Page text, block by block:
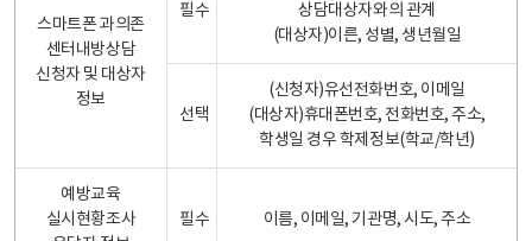
스마트폰 과의존
센터내방상담
신청자 및 대상자
정보
필수
상담대상자와의 관계
(대상자)이른, 성별, 생년월일
선택
(신청자)유선전화번호, 이메일
(대상자)휴대폰번호, 전화번호, 주소,
학생일 경우 학제정보(학교/학년)
예방교육
실시현황조사
필수 이름, 이메일, 기관명, 시도, 주소